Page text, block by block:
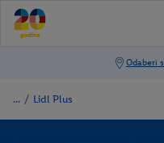
/ Lidl Plus